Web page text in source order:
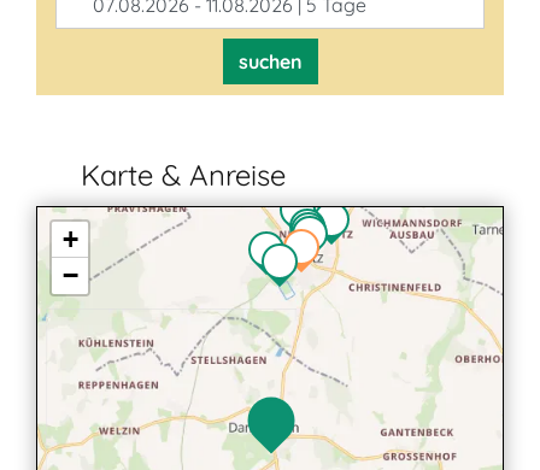
07.08.2026 - 11.08.2026 | 5 Tage
suchen
Karte & Anreise
+
−